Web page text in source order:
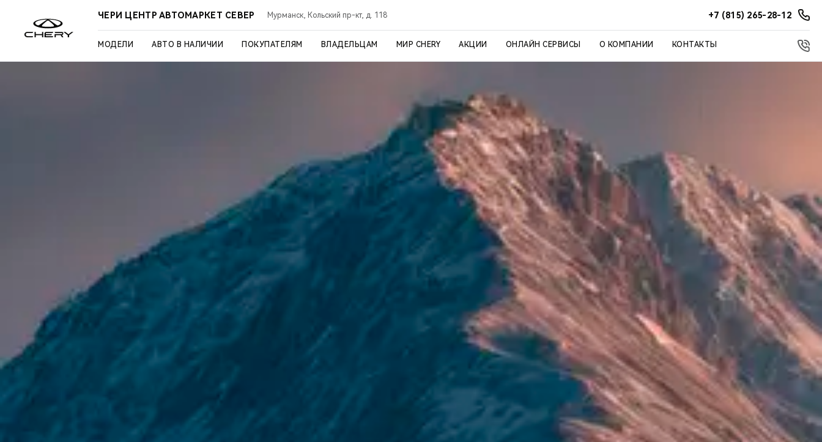
ЧЕРИ ЦЕНТР АВТОМАРКЕТ СЕВЕР Мурманск, Кольский пр-кт, д. 118 +7 (815) 265-28-12
МОДЕЛИ АВТО В НАЛИЧИИ ПОКУПАТЕЛЯМ ВЛАДЕЛЬЦАМ МИР CHERY АКЦИИ ОНЛАЙН СЕРВИСЫ О КОМПАНИИ КОНТАКТЫ